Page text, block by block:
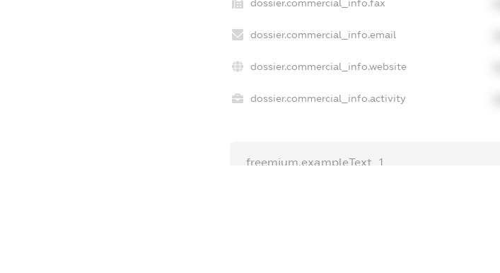
dossier.commercial_info.fax
dossier.commercial_info.email
dossier.commercial_info.website
dossier.commercial_info.activity
freemium.exampleText_1